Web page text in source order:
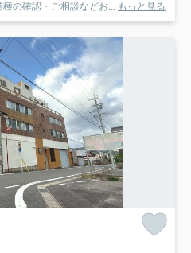
の確認・ご相談などお... もっと見る